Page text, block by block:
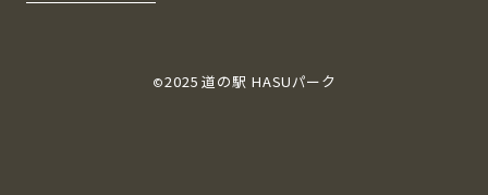
©2025 道の駅 HASUパーク